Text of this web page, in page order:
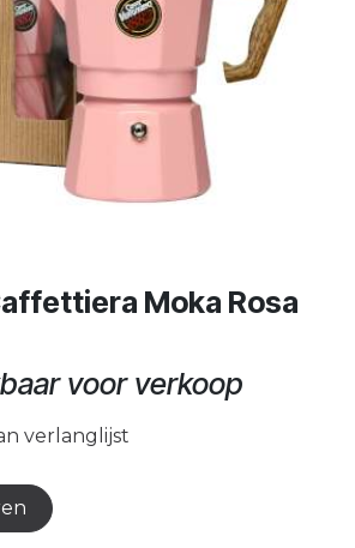
Moka Rosa
voor verkoop
verlanglijst